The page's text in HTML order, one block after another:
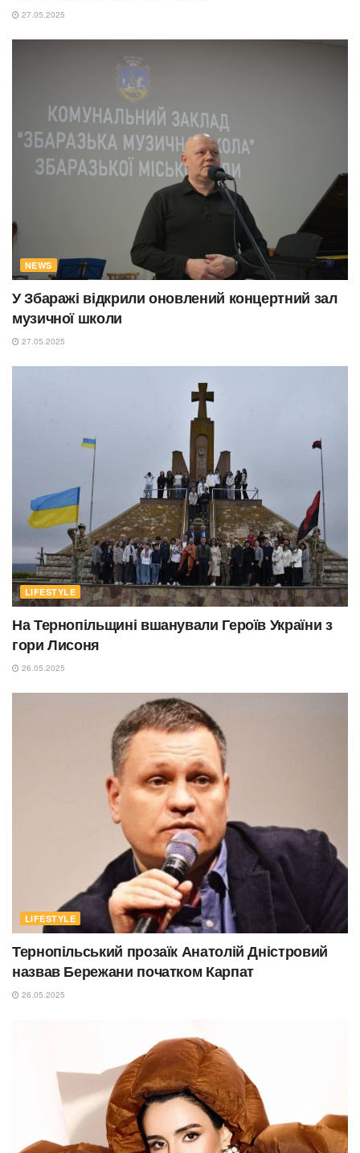
27.05.2025
NEWS
У Збаражі відкрили оновлений концертний зал
музичної школи
27.05.2025
LIFESTYLE
На Тернопільщині вшанували Героїв України з
гори Лисоня
26.05.2025
LIFESTYLE
Тернопільський прозаїк Анатолій Дністровий
назвав Бережани початком Карпат
26.05.2025